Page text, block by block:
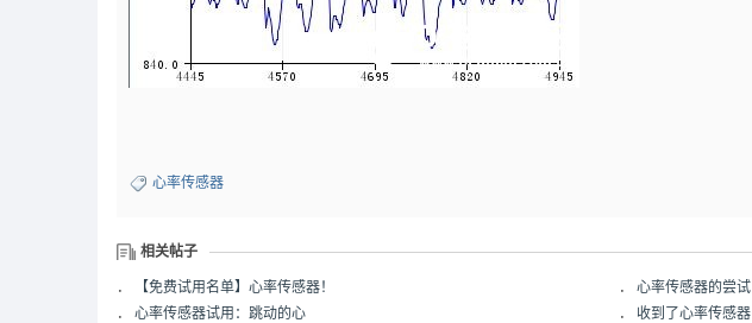
心率传感器
相关帖子
． 【免费试用名单】心率传感器！ ． 心率传感器的尝试
． 心率传感器试用：跳动的心 ．
收到了心率传感器